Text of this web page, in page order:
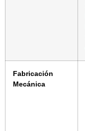
Fabricación
Mecánica